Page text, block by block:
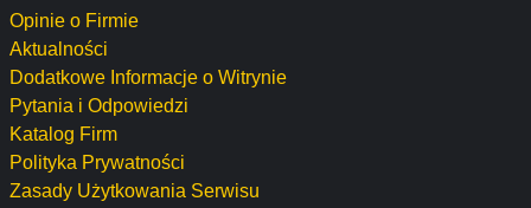
Opinie o Firmie
Aktualności
Dodatkowe Informacje o Witrynie
Pytania i Odpowiedzi
Katalog Firm
Polityka Prywatności
Zasady Użytkowania Serwisu